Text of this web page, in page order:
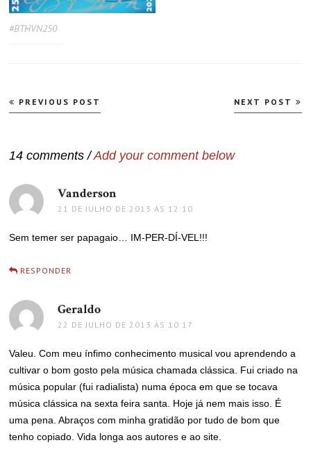
#BTHVN250
Navegação
de
PREVIOUS POST NEXT POST
14 comments /Add your comment below
Vanderson
21 DE JULHO DE 2013 ÀS 12:10
Sem temer ser papagaio… IM-PER-DÍ-VEL!!!
RESPONDER
Geraldo
22 DE JULHO DE 2013 ÀS 10:17
Valeu. Com meu ínfimo conhecimento musical vou aprendendo a
cultivar o bom gosto pela música chamada clássica. Fui criado na
música popular (fui radialista) numa época em que se tocava
música clássica na sexta feira santa. Hoje já nem mais isso. É
uma pena. Abraços com minha gratidão por tudo de bom que
tenho copiado. Vida longa aos autores e ao site.